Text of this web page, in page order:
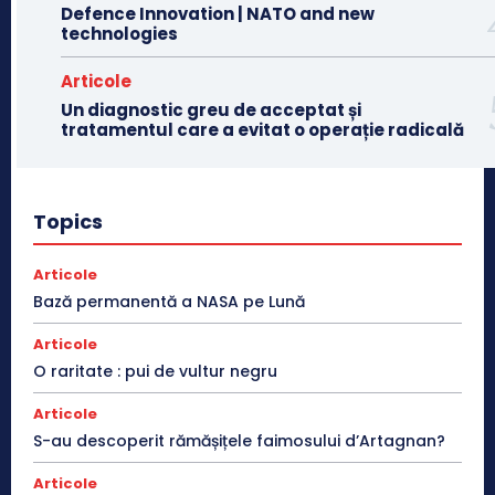
Defence Innovation | NATO and new
technologies
Articole
Un diagnostic greu de acceptat și
tratamentul care a evitat o operație radicală
Topics
Articole
Bază permanentă a NASA pe Lună
Articole
O raritate : pui de vultur negru
Articole
S-au descoperit rămășițele faimosului d’Artagnan?
Articole